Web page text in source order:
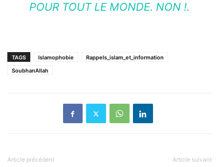
POUR TOUT LE MONDE. NON !.
TAGS Islamophobie
Rappels_islam_et_information
SoubhanAllah
Article précédent Article suivant